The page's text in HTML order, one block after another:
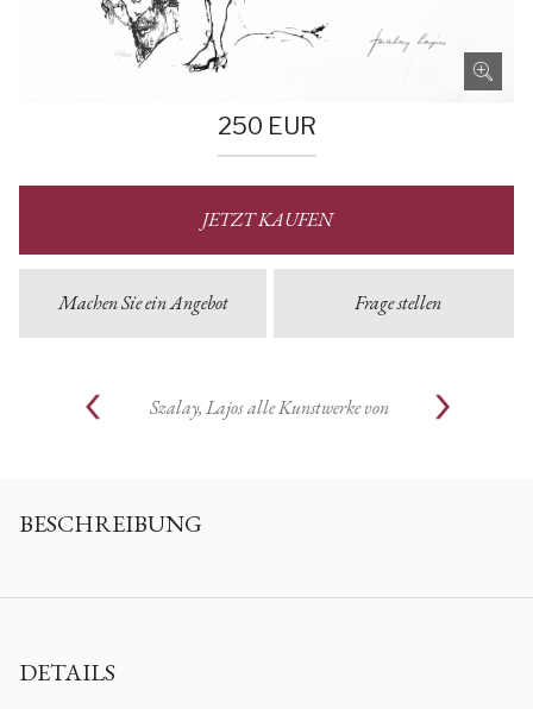
250 EUR
JETZT KAUFEN
Machen Sie ein Angebot Frage stellen
Szalay, Lajos alle Kunstwerke von
BESCHREIBUNG
DETAILS